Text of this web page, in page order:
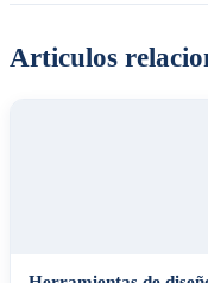
Articulos